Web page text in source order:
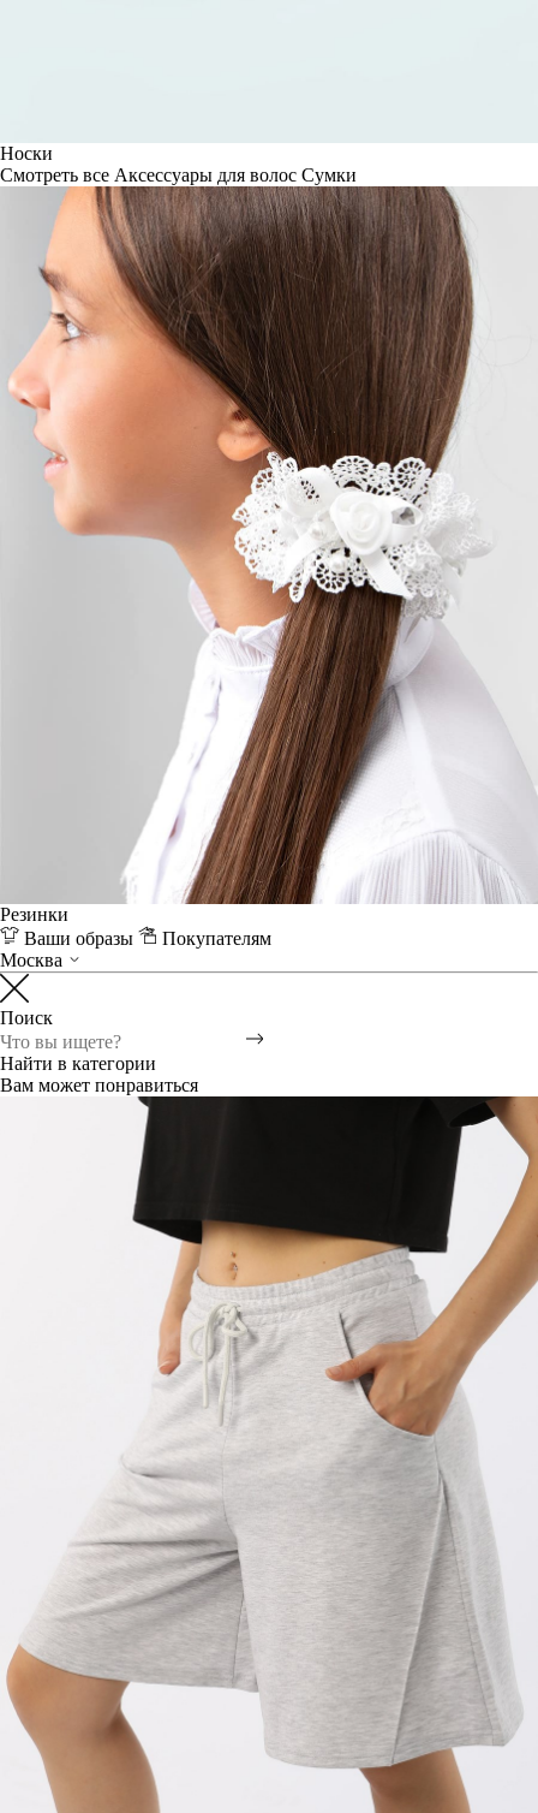
Носки
Смотреть все Аксессуары для волос Сумки
Резинки
Ваши образы
Покупателям
Москва
Поиск
Найти в категории
Вам может понравиться